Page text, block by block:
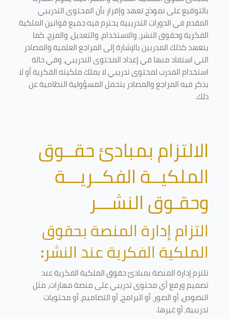
بالتوقيع على نموذج تعهد وإقرار بأن المحتوى التدريبي
المقدم في الدورات التدريبية يحترم فيه جميع قوانين الملكية
الفكرية وحقوق النشر، والاستخدام، والتعديل، والمزج. كما
يتعهد كذلك المدربين بالإشارة إلى المراجع العلمية والمصادر
التي استفاد منها في إعداد المحتوى التدريبي، وفي حالة
استخدام المدرب لمحتوى تدريبي لا يملك ملكيته الفكرية أو لا
يذكر فيه المراجع والمصادر يتحمل المسؤولية النظامية عن
ذلك.
الالتزام بمبادئ حقــوق
الملكيــة الفكــريـــة
وحقـوق النشـــر
التزام إدارة المنصة بحقوق
الملكية الفكرية عند النشر:
تلتزم إدارة المنصة بمبادئ حقوق الملكية الفكرية عند
تصميم ورفع أي محتوى تدريبي على منصة مهارات، مثل
النصوص، أو الصور، أو البرامج، أو التصاميم، أو محتويات
تدريبية، أو غيرها.